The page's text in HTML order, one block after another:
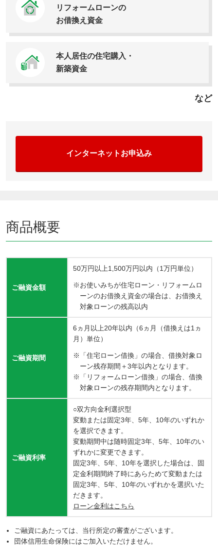
リフォームローンの
お借換え資金
本人居住の住宅購入・
新築資金
など
インターネットお申込み
商品概要
ご融資金額
50万円以上1,500万円以内（1万円単位）
お使いみちが住宅ローン・リフォームロ
ーンのお借換え資金の場合は、お借換え
対象ローンの残高以内
ご融資期間
6ヵ月以上20年以内（6ヵ月（借換えは1ヵ
月）単位）
「住宅ローン借換」の場合、借換対象ロ
ーン残存期間＋3年以内となります。
「リフォームローン借換」の場合、借換
対象ローンの残存期間内となります。
ご融資利率
○双方向金利選択型
変動または固定3年、5年、10年のいずれか
を選択できます。
変動期間中は随時固定3年、5年、10年のい
ずれかに変更できます。
固定3年、5年、10年を選択した場合は、固
定金利期間終了時にあらためて変動または
固定3年、5年、10年のいずれかを選択いた
だきます。
ローン金利はこちら
ご融資にあたっては、当行所定の審査がございます。
団体信用生命保険にはご加入いただけません。